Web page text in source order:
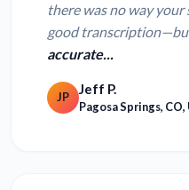
there was no way
good
accurate...
JP Jeff P.
Pagosa Springs, CO,